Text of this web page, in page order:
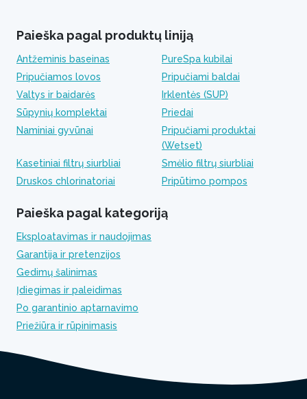
Paieška pagal produktų liniją
Antžeminis baseinas
PureSpa kubilai
Pripučiamos lovos
Pripučiami baldai
Valtys ir baidarės
Irklentės (SUP)
Sūpynių komplektai
Priedai
Naminiai gyvūnai
Pripučiami produktai
(Wetset)
Kasetiniai filtrų siurbliai
Smėlio filtrų siurbliai
Druskos chlorinatoriai
Pripūtimo pompos
Paieška pagal kategoriją
Eksploatavimas ir naudojimas
Garantija ir pretenzijos
Gedimų šalinimas
Įdiegimas ir paleidimas
Po garantinio aptarnavimo
Priežiūra ir rūpinimasis